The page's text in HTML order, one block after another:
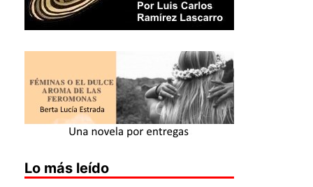
Lo más leído